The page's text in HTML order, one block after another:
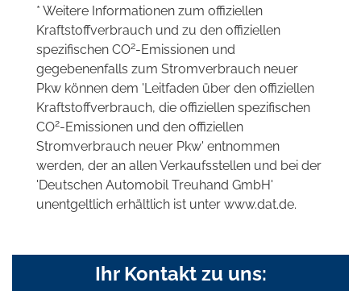
* Weitere Informationen zum offiziellen
Kraftstoffverbrauch und zu den offiziellen
spezifischen CO2-Emissionen und
gegebenenfalls zum Stromverbrauch neuer
Pkw können dem 'Leitfaden über den offiziellen
Kraftstoffverbrauch, die offiziellen spezifischen
CO2-Emissionen und den offiziellen
Stromverbrauch neuer Pkw' entnommen
werden, der an allen Verkaufsstellen und bei der
'Deutschen Automobil Treuhand GmbH'
unentgeltlich erhältlich ist unter www.dat.de.
Ihr Kontakt zu uns: